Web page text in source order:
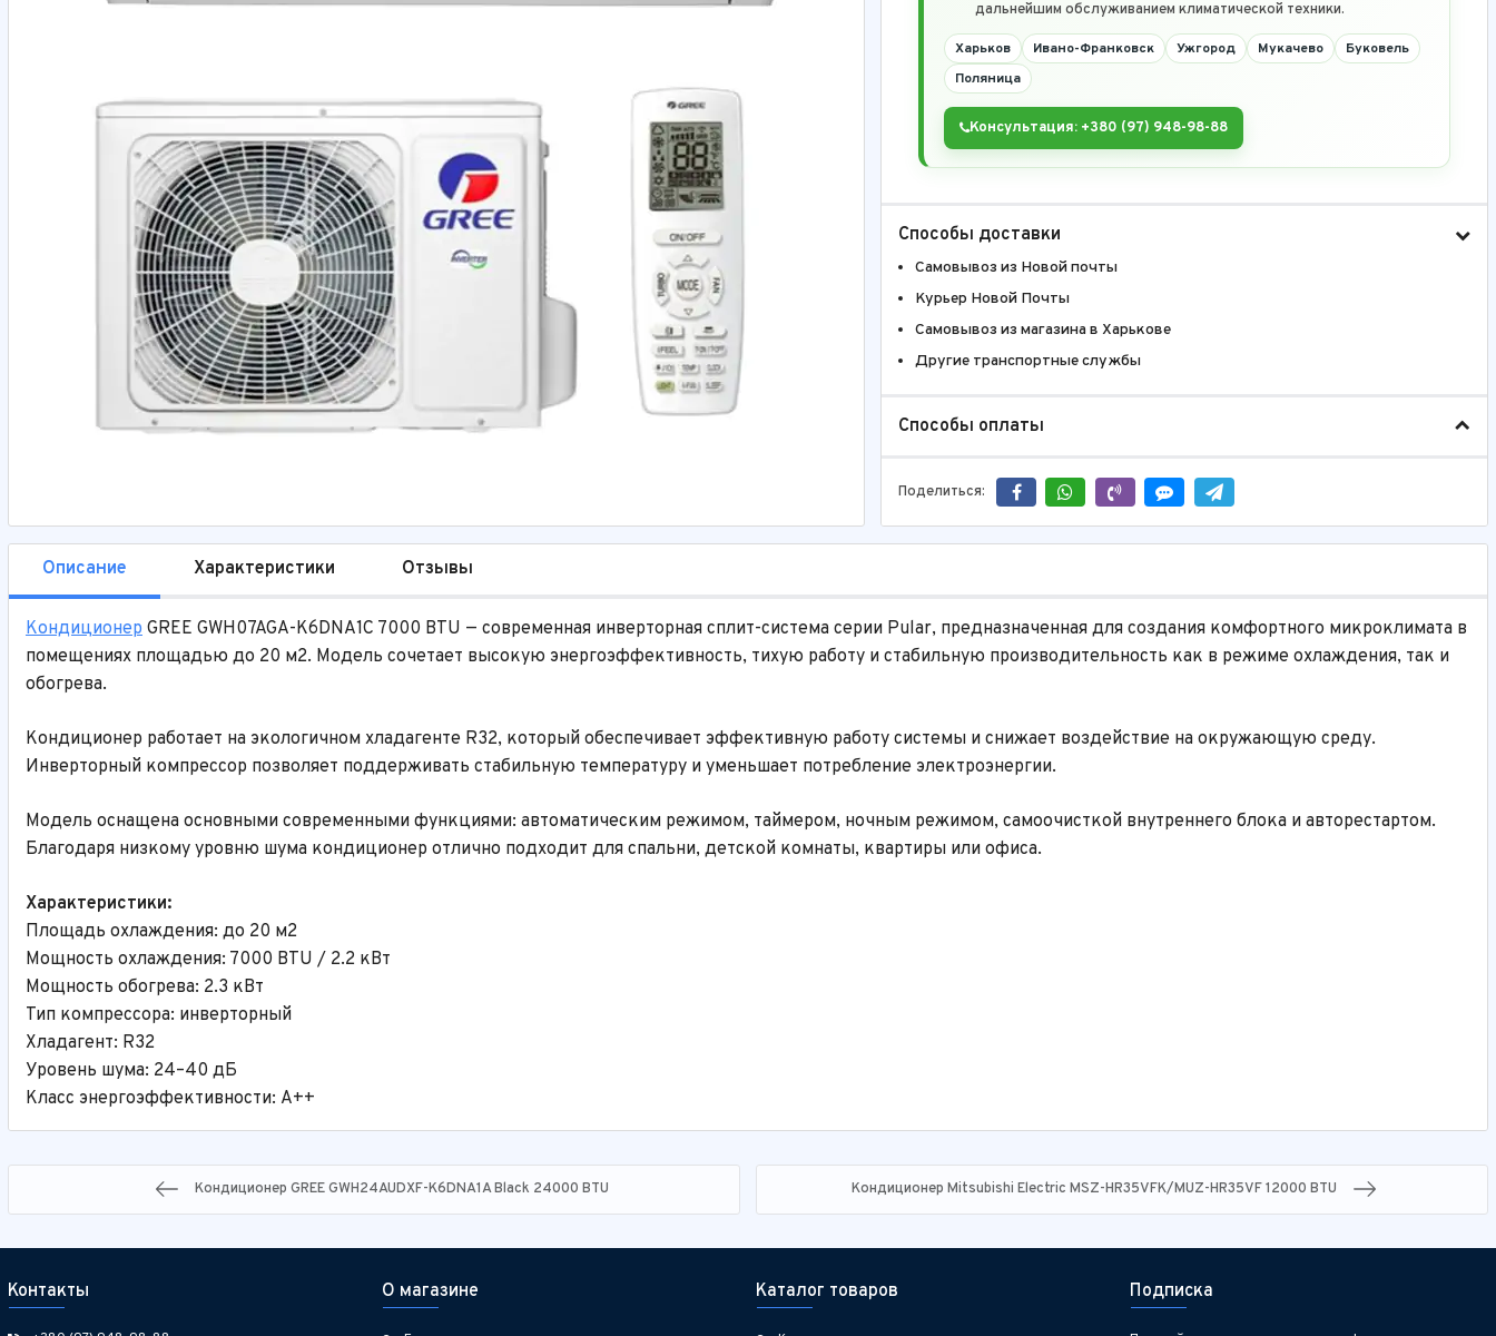
дальнейшим обслуживанием климатической техники.
Харьков Ивано-Франковск Ужгород Мукачево
Буковель
Поляница
Консультация: +380 (97) 948-98-88
Способы доставки
Самовывоз из Новой почты
Курьер Новой Почты
Самовывоз из магазина в Харькове
Другие транспортные службы
Способы оплаты
Поделиться:
Описание Характеристики Отзывы
Кондиционер GREE GWH07AGA-K6DNA1C 7000 BTU — современная инверторная сплит-система серии Pular, предназначенная для создания комфортного микроклимата в
помещениях площадью до 20 м2. Модель сочетает высокую энергоэффективность, тихую работу и стабильную производительность как в режиме охлаждения, так и
обогрева.
Кондиционер работает на экологичном хладагенте R32, который обеспечивает эффективную работу системы и снижает воздействие на окружающую среду.
Инверторный компрессор позволяет поддерживать стабильную температуру и уменьшает потребление электроэнергии.
Модель оснащена основными современными функциями: автоматическим режимом, таймером, ночным режимом, самоочисткой внутреннего блока и авторестартом.
Благодаря низкому уровню шума кондиционер отлично подходит для спальни, детской комнаты, квартиры или офиса.
Характеристики:
Площадь охлаждения: до 20 м2
Мощность охлаждения: 7000 BTU / 2.2 кВт
Мощность обогрева: 2.3 кВт
Тип компрессора: инверторный
Хладагент: R32
Уровень шума: 24–40 дБ
Класс энергоэффективности: A++
Кондиционер GREE GWH24AUDXF-K6DNA1A Black 24000 BTU Кондиционер Mitsubishi Electric MSZ-HR35VFK/MUZ-HR35VF 12000 BTU
Контакты О магазине Каталог товаров Подписка